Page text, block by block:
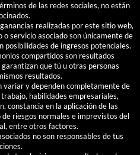
de las redes sociales, no están
realizadas por este sitio web,
servicio asociado son únicamente de
de ingresos potenciales.
compartidos son resultados
que tú u otras personas
resultados.
variar y dependen completamente de
habilidades empresariales,
constancia en la aplicación de las
riesgos normales e imprevistos del
entre otros factores.
no son responsables de tus